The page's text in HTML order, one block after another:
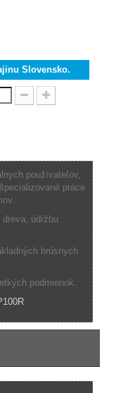
Slovensko.
používateľov,
práce
údržbu
brúsnych
podmienok.